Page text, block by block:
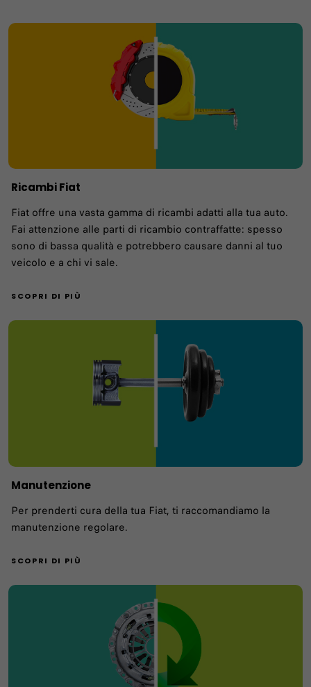
Ricambi Fiat
Fiat offre una vasta gamma di ricambi adatti alla tua auto.
Fai attenzione alle parti di ricambio contraffatte: spesso
sono di bassa qualità e potrebbero causare danni al tuo
veicolo e a chi vi sale.
SCOPRI DI PIÙ
Manutenzione
Per prenderti cura della tua Fiat, ti raccomandiamo la
manutenzione regolare.
SCOPRI DI PIÙ